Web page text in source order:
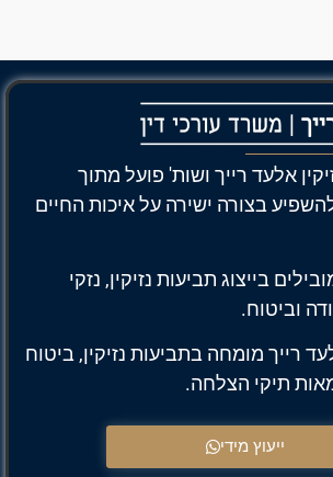
אלעד רייך ושות' פועל מתוך
בצורה ישירה על איכות החיים
בייצוג תביעות נזיקין, נזקי
וביטוח.
רייך מומחה בתביעות נזיקין, ביטוח
תיקי הצלחה.
ייעוץ מידי